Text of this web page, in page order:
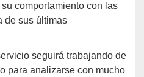
comportamiento con las
de sus últimas
seguirá trabajando de
para analizarse con mucho